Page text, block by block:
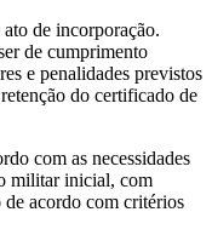
de incorporação.
de cumprimento
e penalidades previstos
do certificado de
com as necessidades
militar inicial, com
de acordo com critérios